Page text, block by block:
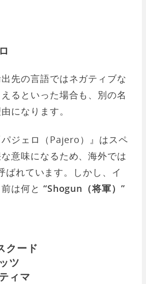
先の言語ではネガティブな
るといった場合も、別の名
になります。
ジェロ（Pajero）』はスペ
意味になるため、海外では
ばれています。しかし、イ
は何と “Shogun（将軍）”
クード
ツ
ィマ